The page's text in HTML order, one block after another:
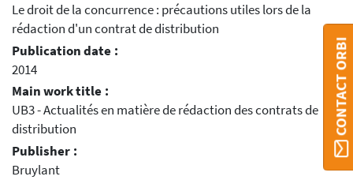
Le droit de la concurrence : précautions utiles lors de la
rédaction d'un contrat de distribution
Publication date :
2014
Main work title :
UB3 - Actualités en matière de rédaction des contrats de
distribution
Publisher :
Bruylant
CONTACT ORBI